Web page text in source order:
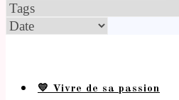
💛 Vivre de sa passion